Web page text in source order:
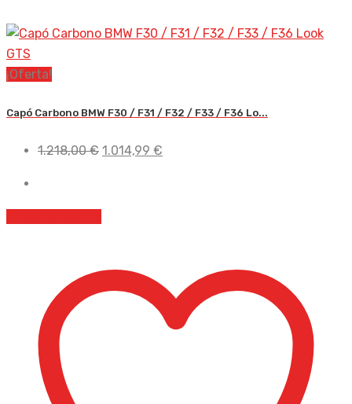
¡Oferta!
Capó Carbono BMW F30 / F31 / F32 / F33 / F36 Lo...
1.218,00€ El
1.014,99 €